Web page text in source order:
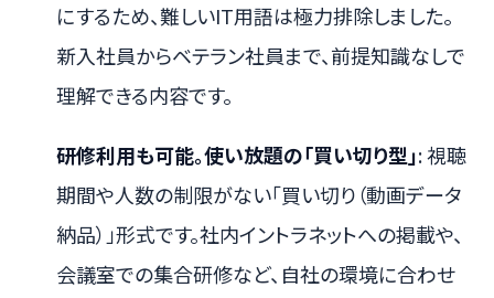
にするため、難しいIT用語は極力排除しました。
新入社員からベテラン社員まで、前提知識なしで
理解できる内容です。
研修利用も可能。使い放題の「買い切り型」: 視聴
期間や人数の制限がない「買い切り（動画データ
納品）」形式です。社内イントラネットへの掲載や、
会議室での集合研修など、自社の環境に合わせ